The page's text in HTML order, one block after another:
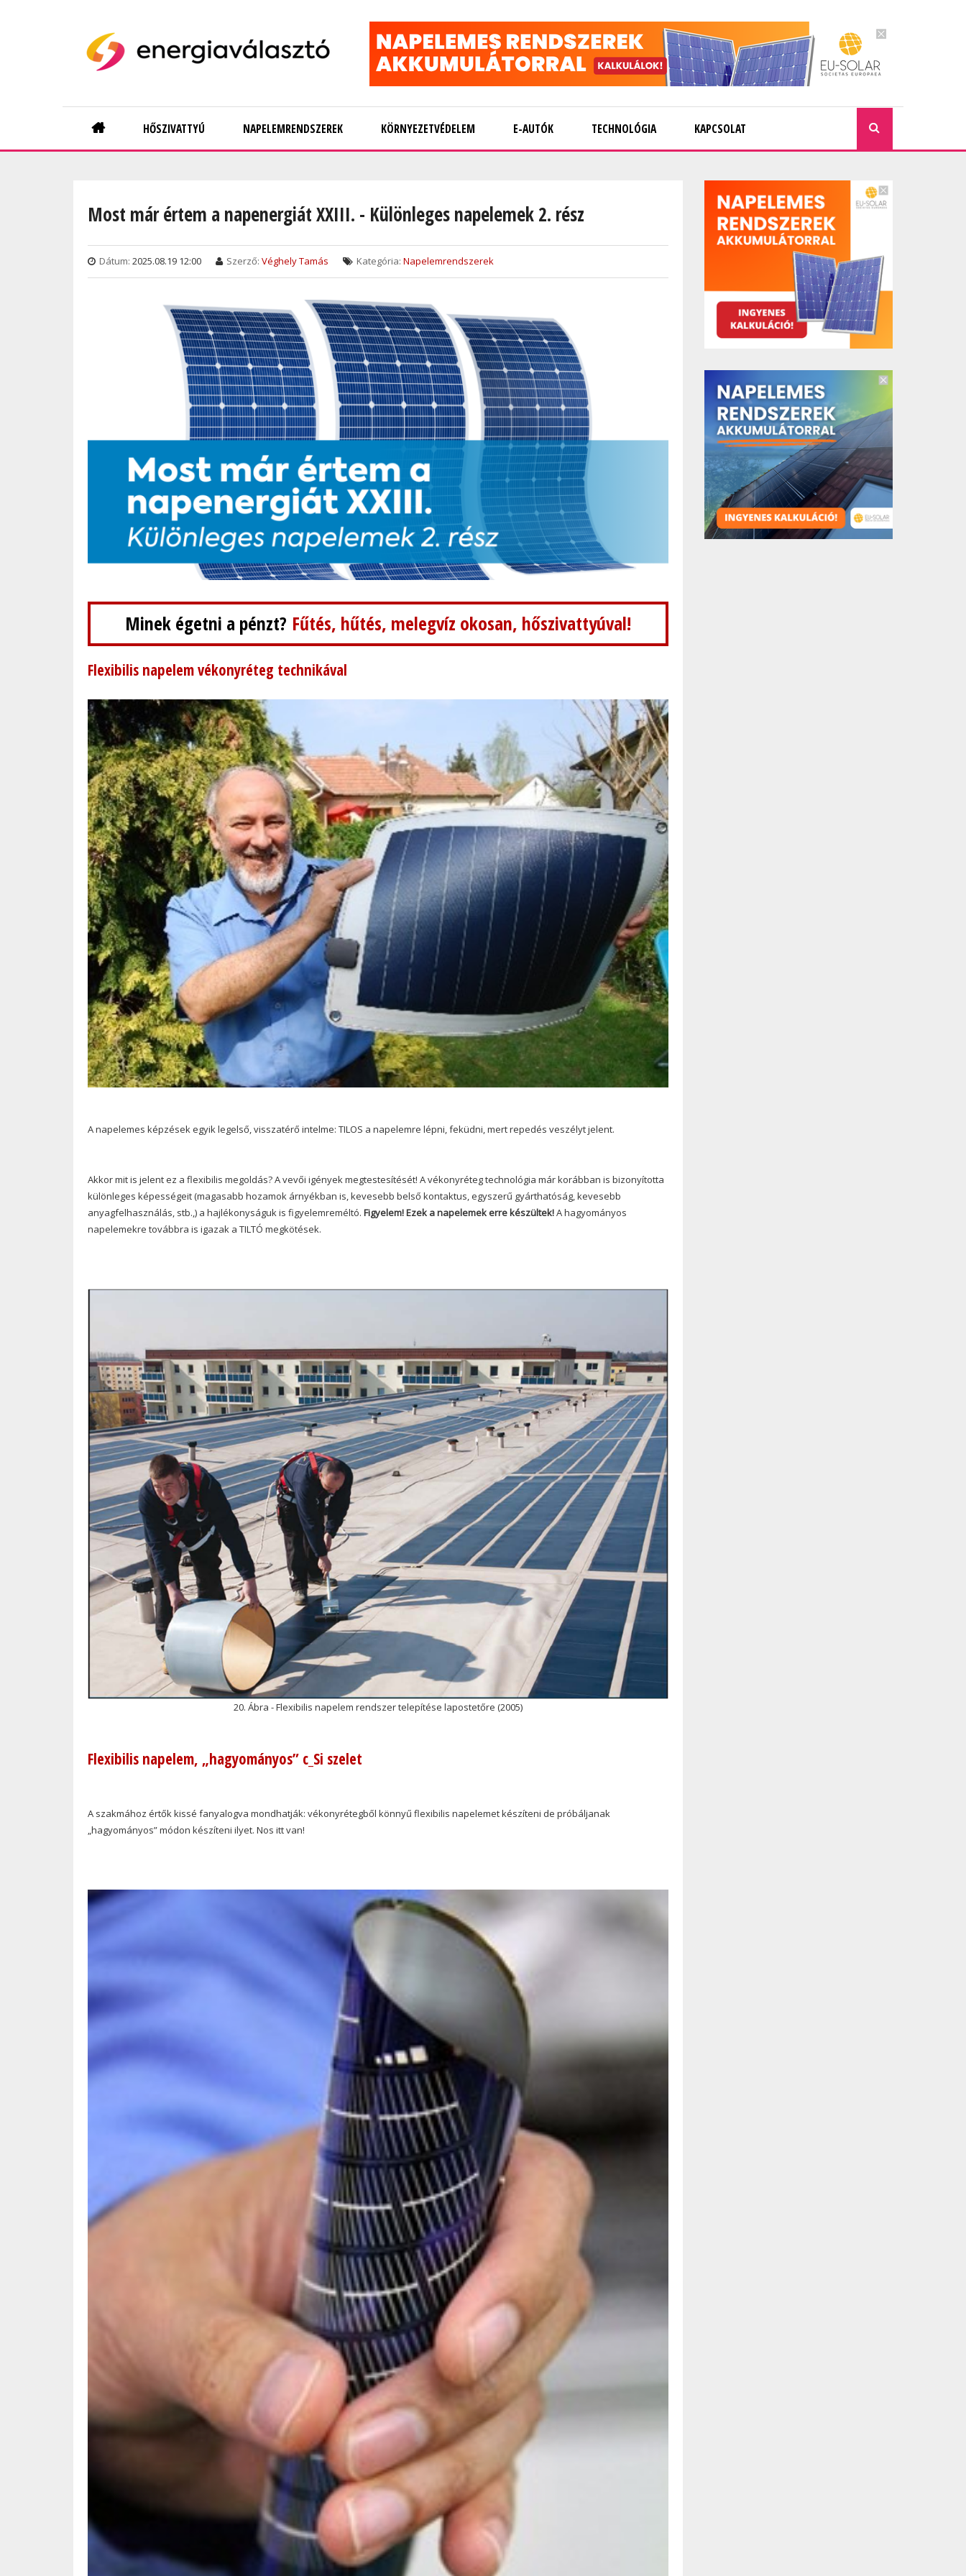
Main
navigation
HŐSZIVATTYÚ NAPELEMRENDSZEREK KÖRNYEZETVÉDELEM E-AUTÓK TECHNOLÓGIA KAPCSOLAT
Most már értem a napenergiát XXIII. - Különleges napelemek 2. rész
Dátum: 2025.08.19 12:00 Szerző: Véghely Tamás Kategória: Napelemrendszerek
Minek égetni a pénzt? Fűtés, hűtés, melegvíz okosan, hőszivattyúval!
Flexibilis napelem vékonyréteg technikával
A napelemes képzések egyik legelső, visszatérő intelme: TILOS a napelemre lépni, feküdni, mert repedés veszélyt jelent.
Akkor mit is jelent ez a flexibilis megoldás? A vevői igények megtestesítését! A vékonyréteg technológia már korábban is bizonyította
különleges képességeit (magasabb hozamok árnyékban is, kevesebb belső kontaktus, egyszerű gyárthatóság, kevesebb
anyagfelhasználás, stb.,) a hajlékonyságuk is figyelemreméltó. Figyelem! Ezek a napelemek erre készültek!A hagyományos
napelemekre továbbra is igazak a TILTÓ megkötések.
20. Ábra - Flexibilis napelem rendszer telepítése lapostetőre (2005)
Flexibilis napelem, „hagyományos” c_Si szelet
A szakmához értők kissé fanyalogva mondhatják: vékonyrétegből könnyű flexibilis napelemet készíteni de próbáljanak
„hagyományos” módon készíteni ilyet. Nos itt van!